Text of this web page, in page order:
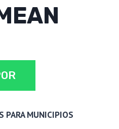
PARA MUNICIPIOS